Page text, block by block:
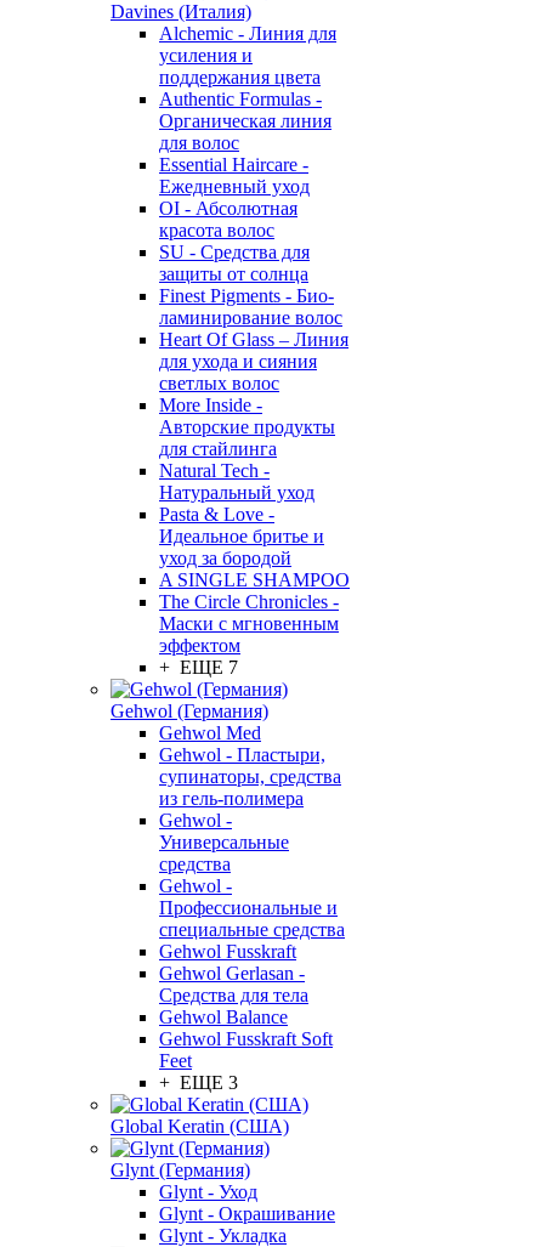
Davines (Италия)
Alchemic - Линия для
усиления и
поддержания цвета
Authentic Formulas -
Органическая линия
для волос
Essential Haircare -
Eжедневный уход
OI - Абсолютная
красота волос
SU - Средства для
защиты от солнца
Finest Pigments - Био-
ламинирование волос
Heart Of Glass – Линия
для ухода и сияния
светлых волос
More Inside -
Авторские продукты
для стайлинга
Natural Tech -
Натуральный уход
Pasta & Love -
Идеальное бритье и
уход за бородой
A SINGLE SHAMPOO
The Circle Chronicles -
Маски с мгновенным
эффектом
+ ЕЩЕ 7
Gehwol (Германия)
Gehwol Med
Gehwol - Пластыри,
супинаторы, средства
из гель-полимера
Gehwol -
Универсальные
средства
Gehwol -
Профессиональные и
специальные средства
Gehwol Fusskraft
Gehwol Gerlasan -
Средства для тела
Gehwol Balance
Gehwol Fusskraft Soft
Feet
+ ЕЩЕ 3
Global Keratin (США)
Glynt (Германия)
Glynt - Уход
Glynt - Окрашивание
Glynt - Укладка